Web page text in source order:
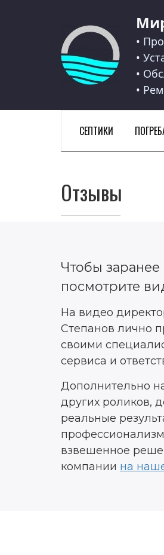
Мир септиков logo
•
•
•
•
СЕПТИКИ
Отзывы
Чтобы
посмотрите
На видео
Степанов лично
своими
сервиса и
Дополнительно
других роликов,
реальные
взвешенное
компании на